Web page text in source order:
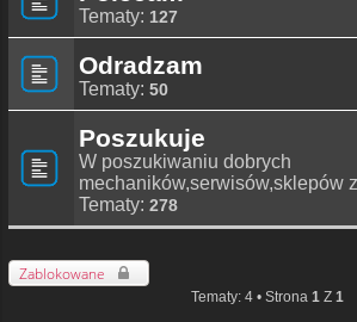
Tematy: 127
Odradzam
Tematy: 50
Poszukuje
W poszukiwaniu dobrych
mechaników,serwisów,sklepów
Tematy: 278
Zablokowane
Tematy: 4 • Strona 1 Z 1